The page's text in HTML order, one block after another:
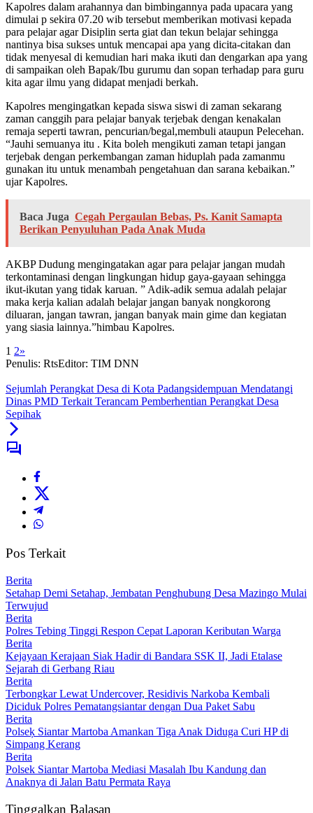
Kapolres dalam arahannya dan bimbingannya pada upacara yang
dimulai p sekira 07.20 wib tersebut memberikan motivasi kepada
para pelajar agar Disiplin serta giat dan tekun belajar sehingga
nantinya bisa sukses untuk mencapai apa yang dicita-citakan dan
tidak menyesal di kemudian hari maka ikuti dan dengarkan apa yang
di sampaikan oleh Bapak/Ibu gurumu dan sopan terhadap para guru
kita agar ilmu yang didapat menjadi berkah.
Kapolres mengingatkan kepada siswa siswi di zaman sekarang
zaman canggih para pelajar banyak terjebak dengan kenakalan
remaja seperti tawran, pencurian/begal,membuli ataupun Pelecehan.
“Jauhi semuanya itu . Kita boleh mengikuti zaman tetapi jangan
terjebak dengan perkembangan zaman hiduplah pada zamanmu
gunakan itu untuk menambah pengetahuan dan sarana kebaikan.”
ujar Kapolres.
Baca Juga Cegah Pergaulan Bebas, Ps. Kanit Samapta
Berikan Penyuluhan Pada Anak Muda
AKBP Dudung mengingatakan agar para pelajar jangan mudah
terkontaminasi dengan lingkungan hidup gaya-gayaan sehingga
ikut-ikutan yang tidak karuan. ” Adik-adik semua adalah pelajar
maka kerja kalian adalah belajar jangan banyak nongkorong
diluaran, jangan tawran, jangan banyak main gime dan kegiatan
yang siasia lainnya.”himbau Kapolres.
1 2»
Penulis: RtsEditor: TIM DNN
Sejumlah Perangkat Desa di Kota Padangsidempuan Mendatangi
Dinas PMD Terkait Terancam Pemberhentian Perangkat Desa
Sepihak
Pos Terkait
Berita
Setahap Demi Setahap, Jembatan Penghubung Desa Mazingo Mulai
Terwujud
Berita
Polres Tebing Tinggi Respon Cepat Laporan Keributan Warga
Berita
Kejayaan Kerajaan Siak Hadir di Bandara SSK II, Jadi Etalase
Sejarah di Gerbang Riau
Berita
Terbongkar Lewat Undercover, Residivis Narkoba Kembali
Diciduk Polres Pematangsiantar dengan Dua Paket Sabu
Berita
Polseķ Siantar Martoba Amankan Tiga Anak Diduga Curi HP di
Simpang Kerang
Berita
Polsek Siantar Martoba Mediasi Masalah Ibu Kandung dan
Anaknya di Jalan Batu Permata Raya
Tinggalkan Balasan